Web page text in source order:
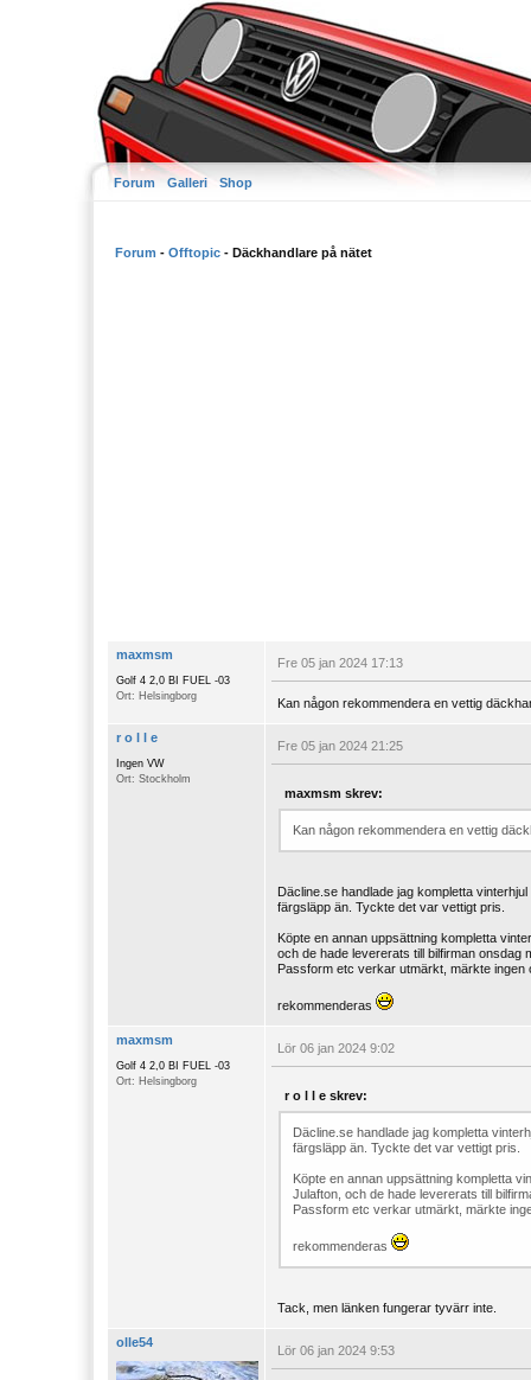
Forum Galleri Shop
Forum - Offtopic - Däckhandlare på nätet
maxmsm
Golf 4 2,0 BI FUEL -03
Ort: Helsingborg
Fre 05 jan 2024 17:13
Kan någon rekommendera en vettig
r o l l e
Ingen VW
Ort: Stockholm
Fre 05 jan 2024 21:25
maxmsm skrev:
Kan någon rekommendera en vettig
Däcline.se handlade jag kompletta
färgsläpp än. Tyckte det var vettigt pris.
Köpte en annan uppsättning kompletta
och de hade levererats till bilfirman onsdag
Passform etc verkar utmärkt, märkte ingen
rekommenderas
maxmsm
Golf 4 2,0 BI FUEL -03
Ort: Helsingborg
Lör 06 jan 2024 9:02
r o l l e skrev:
Däcline.se handlade jag kompletta
färgsläpp än. Tyckte det var vettigt pris.
Köpte en annan uppsättning kompletta
Julafton, och de hade levererats till
Passform etc verkar utmärkt, märkte
rekommenderas
Tack, men länken fungerar tyvärr inte.
olle54
Lör 06 jan 2024 9:53